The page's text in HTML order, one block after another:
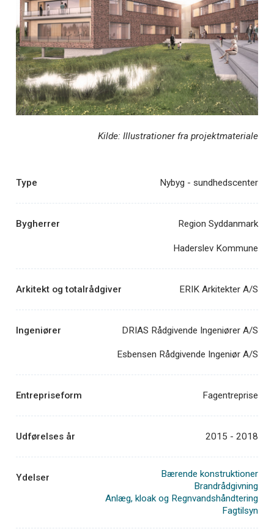
Kilde: Illustrationer fra projektmateriale
Type Nybyg - sundhedscenter
Bygherrer Region Syddanmark
Haderslev Kommune
Arkitekt og totalrådgiver ERIK Arkitekter A/S
Ingeniører DRIAS Rådgivende Ingeniører A/S
Esbensen Rådgivende Ingeniør A/S
Entrepriseform Fagentreprise
Udførelses år 2015 - 2018
Ydelser
Bærende konstruktioner
Brandrådgivning
Anlæg, kloak og Regnvandshåndtering
Fagtilsyn